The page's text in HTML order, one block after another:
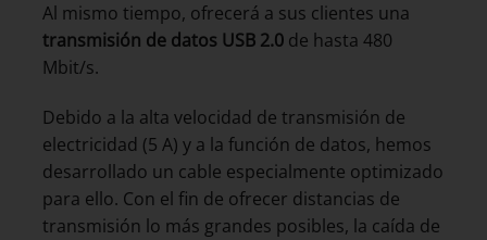
Al mismo tiempo, ofrecerá a sus clientes una
transmisión de datos USB 2.0 de hasta 480
Mbit/s.
Debido a la alta velocidad de transmisión de
electricidad (5 A) y a la función de datos, hemos
desarrollado un cable especialmente optimizado
para ello. Con el fin de ofrecer distancias de
transmisión lo más grandes posibles, la caída de